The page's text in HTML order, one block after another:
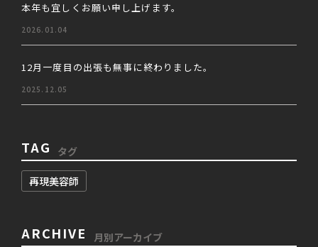
本年も宜しくお願い申し上げます。
2026.01.04
12月一度目の出張も無事に終わりました。
2025.12.05
TAG タグ
再現美容師
ARCHIVE 月別アーカイブ